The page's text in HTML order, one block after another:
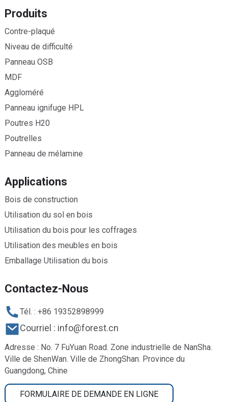
Produits
Contre-plaqué
Niveau de difficulté
Panneau OSB
MDF
Aggloméré
Panneau ignifuge HPL
Poutres H20
Poutrelles
Panneau de mélamine
Applications
Bois de construction
Utilisation du sol en bois
Utilisation du bois pour les coffrages
Utilisation des meubles en bois
Emballage Utilisation du bois
Contactez-Nous
Tél. : +86 19352898999
Courriel : info@forest.cn
Adresse : No. 7 FuYuan Road. Zone industrielle de NanSha.
Ville de ShenWan. Ville de ZhongShan. Province du
Guangdong, Chine
FORMULAIRE DE DEMANDE EN LIGNE